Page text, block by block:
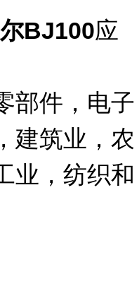
BJ100应
部件，电子
建筑业，农
业，纺织和